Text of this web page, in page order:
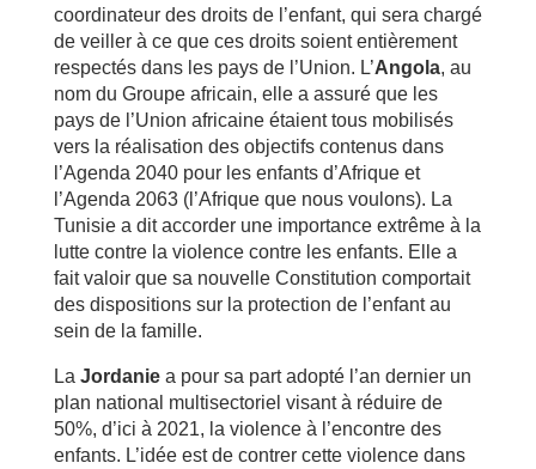
coordinateur des droits de l’enfant, qui sera chargé
de veiller à ce que ces droits soient entièrement
respectés dans les pays de l’Union. L’Angola, au
nom du Groupe africain, elle a assuré que les
pays de l’Union africaine étaient tous mobilisés
vers la réalisation des objectifs contenus dans
l’Agenda 2040 pour les enfants d’Afrique et
l’Agenda 2063 (l’Afrique que nous voulons). La
Tunisie a dit accorder une importance extrême à la
lutte contre la violence contre les enfants. Elle a
fait valoir que sa nouvelle Constitution comportait
des dispositions sur la protection de l’enfant au
sein de la famille.
La Jordaniea pour sa part adopté l’an dernier un
plan national multisectoriel visant à réduire de
50%, d’ici à 2021, la violence à l’encontre des
enfants. L’idée est de contrer cette violence dans